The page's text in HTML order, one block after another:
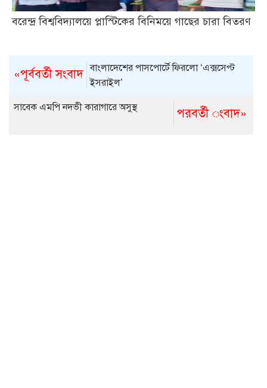
বরেন্দ্র বিশ্ববিদ্যালয়ে প্লাস্টিকের বিনিময়ে গাছের চারা বিতরণ
«পূর্ববর্তী সংবাদ বাংলাদেশের পাসপোর্টে ফিরলো ‘এক্সসেপ্ট
ইসরাইল’
পরবর্তী ংবাদ»
সাবেক এমপি নদভী কারাগারে অসুস্থ